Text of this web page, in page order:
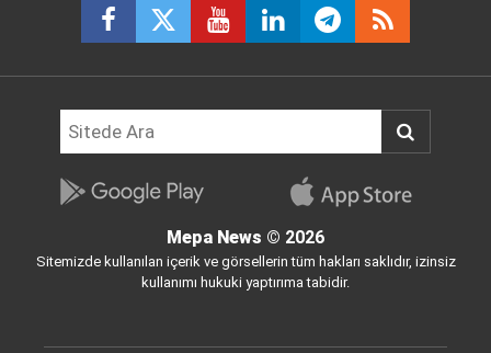
Mepa News © 2026
Sitemizde kullanılan içerik ve görsellerin tüm hakları saklıdır, izinsiz
kullanımı hukuki yaptırıma tabidir.